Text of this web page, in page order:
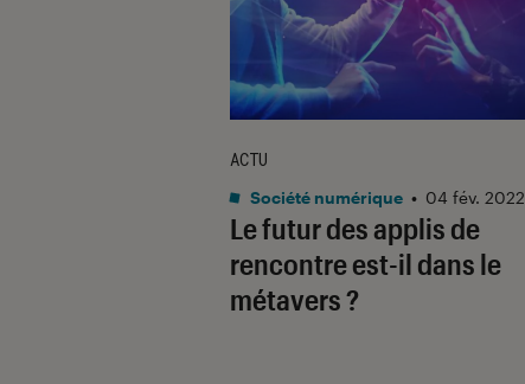
Le futur des applis de
rencontre est-il dans le
métavers ?
ACTU
Société numérique • 04 fév. 2022